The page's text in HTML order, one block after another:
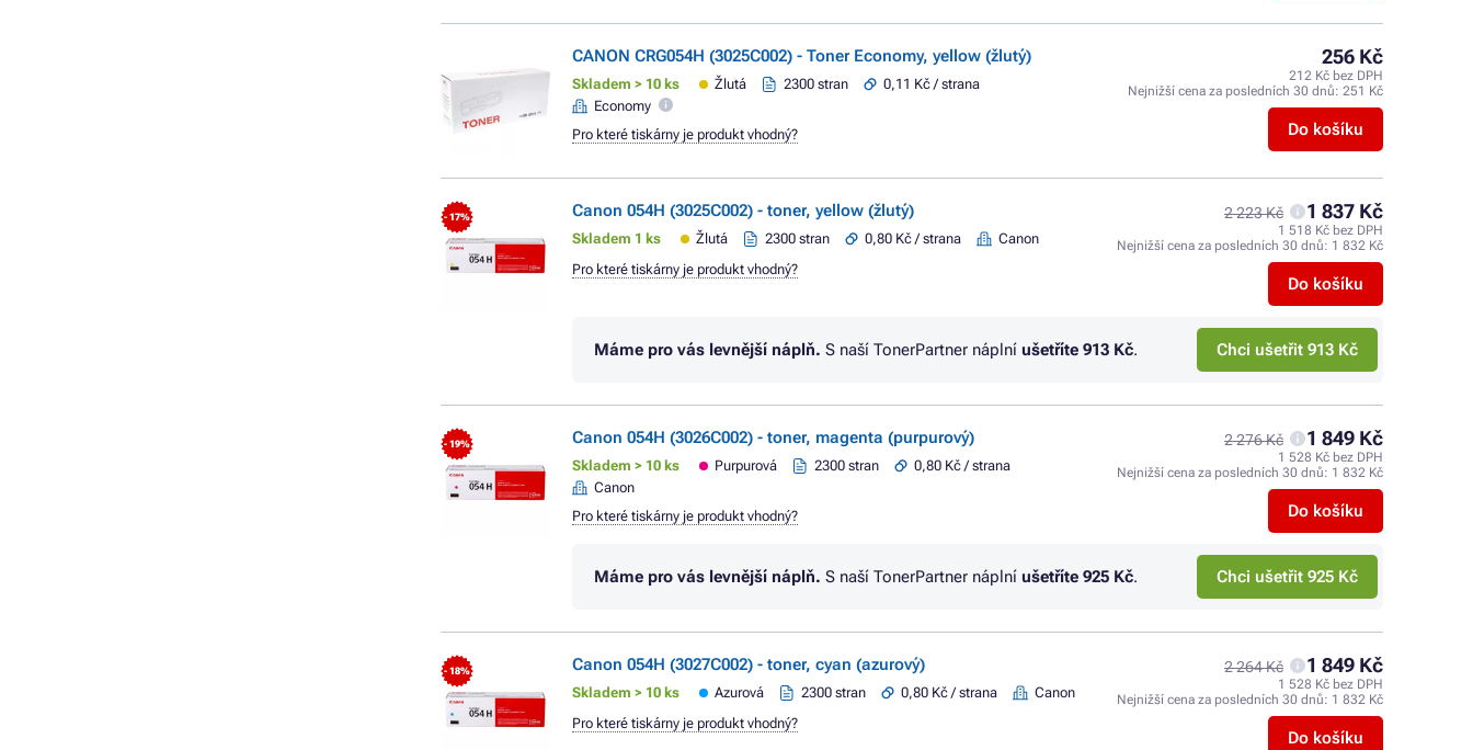
CANON CRG054H (3025C002) - Toner Economy, yellow (žlutý)
Skladem > 10 ks Žlutá 2300 stran
0,11 Kč / strana
Economy
256 Kč
212 Kč bez DPH
Nejnižší cena za posledních 30 dnů: 251 Kč
Do košíku
Pro které tiskárny je produkt vhodný?
- 17% Canon 054H (3025C002) - toner, yellow (žlutý)
Skladem 1 ks Žlutá 2300 stran 0,80 Kč / strana Canon
2 223 Kč 1 837 Kč
1 518 Kč bez DPH
Nejnižší cena za posledních 30 dnů: 1 832 Kč
Do košíku
Pro které tiskárny je produkt vhodný?
Máme pro vás levnější náplň. S naší TonerPartner náplní ušetříte 913 Kč. Chci ušetřit 913 Kč
- 19% Canon 054H (3026C002) - toner, magenta (purpurový)
Skladem > 10 ks Purpurová 2300 stran
0,80 Kč / strana
Canon
2 276 Kč 1 849 Kč
1 528 Kč bez DPH
Nejnižší cena za posledních 30 dnů: 1 832 Kč
Do košíku
Pro které tiskárny je produkt vhodný?
Máme pro vás levnější náplň. S naší TonerPartner náplní ušetříte 925 Kč. Chci ušetřit 925 Kč
- 18% Canon 054H (3027C002) - toner, cyan (azurový)
Skladem > 10 ks Azurová 2300 stran 0,80 Kč / strana Canon
2 264 Kč 1 849 Kč
1 528 Kč bez DPH
Nejnižší cena za posledních 30 dnů: 1 832 Kč
Do košíku
Pro které tiskárny je produkt vhodný?